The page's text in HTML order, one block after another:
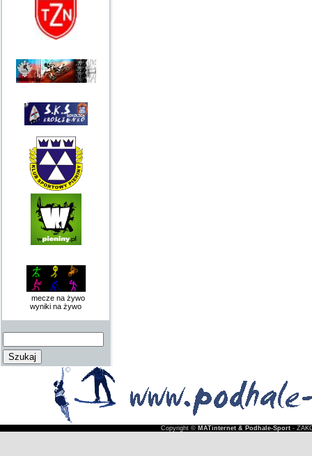
mecze na żywo
wyniki na żywo
Copyright © MATinternet & Podhale-Sport-